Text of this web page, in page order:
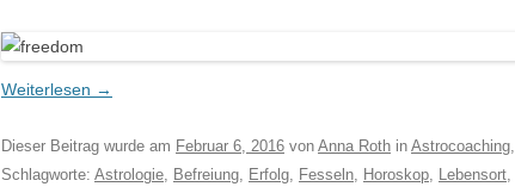
Weiterlesen →
Dieser Beitrag wurde am Februar 6, 2016 von Anna Roth in Astrocoaching,
Schlagworte: Astrologie, Befreiung, Erfolg, Fesseln, Horoskop, Lebensort,